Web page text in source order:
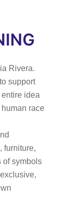
Rivera.
support
idea
race
furniture,
of symbols